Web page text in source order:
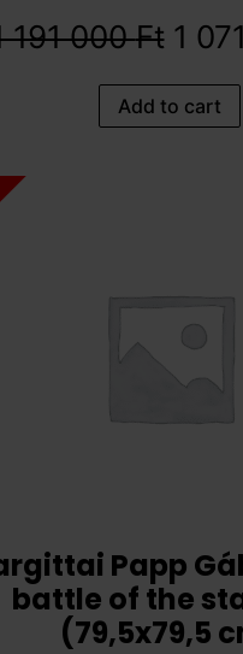
191 000Ft 1
Add to cart
Papp
battle of the
(79,5x79,5